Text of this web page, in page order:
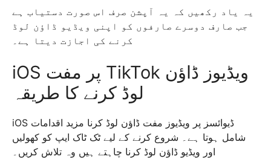
یہ یاد رکھیں کہ یہ آپشن صرف اس صورت دستیاب ہے
جب صارف دوسرے صارفوں کو اپنی ویڈیو ڈاؤن لوڈ
کرنے کی اجازت دیتا ہے۔
iOS پر مفت TikTok ویڈیوز ڈاؤن
لوڈ کرنے کا طریقہ
iOS ڈیوائسز پر ویڈیوز مفت ڈاؤن لوڈ کرنا مزید اقدامات
شامل ہوتا ہے۔ شروع کرنے کے لیے ٹک ٹاک ایپ کو کھولیں
اور ویڈیو ڈاؤن لوڈ کرنا چاہتے ہیں وہ تلاش کریں۔